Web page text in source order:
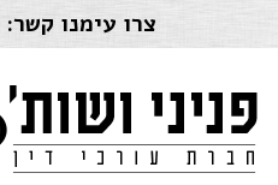
צרו עימנו קשר: